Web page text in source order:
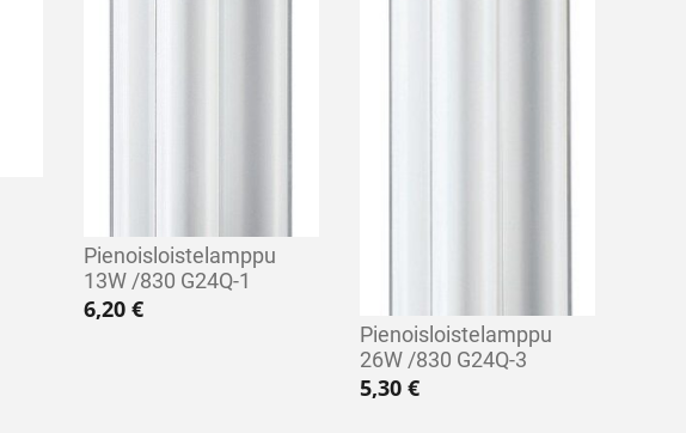
Pienoisloistelamppu
13W /830 G24Q-1
6,20€
Pienoisloistelamppu
26W /830 G24Q-3
5,30€